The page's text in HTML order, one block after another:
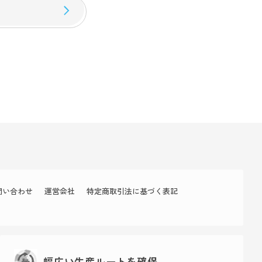
い合わせ 運営会社 特定商取引法に基づく表記